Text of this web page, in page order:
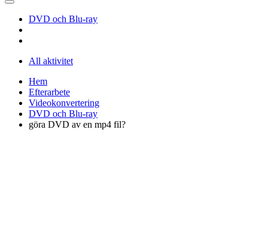
DVD och Blu-ray
All aktivitet
Hem
Efterarbete
Videokonvertering
DVD och Blu-ray
göra DVD av en mp4 fil?